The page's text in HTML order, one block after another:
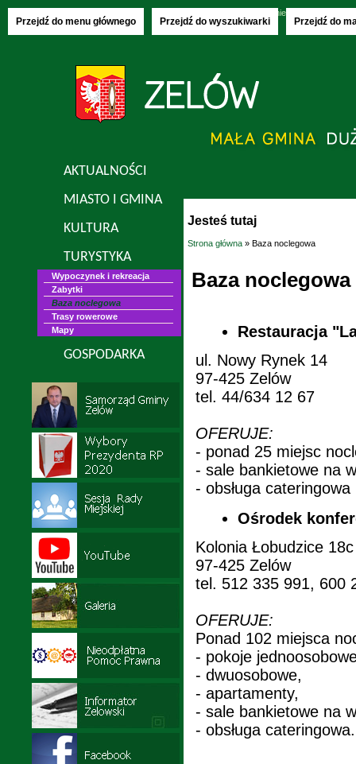
Przejdź do menu głównego Przejdź do wyszukiwarki Przejdź do
imieniny:
AKTUALNOŚCI
MIASTO I GMINA
KULTURA
TURYSTYKA
Wypoczynek i rekreacja
Zabytki
Baza noclegowa
Trasy rowerowe
Mapy
GOSPODARKA
Jesteś tutaj
Strona główna » Baza noclegowa
Baza noclegowa
Restauracja
ul. Nowy Rynek 14
97-425 Zelów
tel. 44/634 12 67
OFERUJE:
- ponad 25 miejsc
- sale bankietowe na
- obsługa cateringowa
Ośrodek
Kolonia Łobudzice 18c
97-425 Zelów
tel. 512 335 991, 600
OFERUJE:
Ponad 102 miejsca
- pokoje
- dwuosobowe,
- apartamenty,
- sale bankietowe na
- obsługa cateringowa.